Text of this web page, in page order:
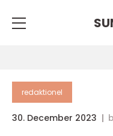
redaktionel
30. December 2023